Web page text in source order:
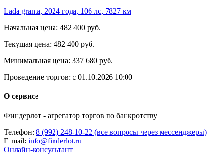
Lada granta, 2024 года, 106 лс, 7827 км
Начальная цена: 482 400 руб.
Текущая цена: 482 400 руб.
Минимальная цена: 337 680 руб.
Проведение торгов: с 01.10.2026 10:00
О сервисе
Финдерлот - агрегатор торгов по банкротству
Телефон: 8 (992) 248-10-22 (все вопросы через мессенджеры)
E-mail: info@finderlot.ru
Онлайн-консультант